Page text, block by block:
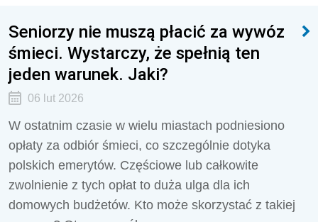
Seniorzy nie muszą płacić za wywóz
śmieci. Wystarczy, że spełnią ten
jeden warunek. Jaki?
06 lut 2026
W ostatnim czasie w wielu miastach podniesiono
opłaty za odbiór śmieci, co szczególnie dotyka
polskich emerytów. Częściowe lub całkowite
zwolnienie z tych opłat to duża ulga dla ich
domowych budżetów. Kto może skorzystać z takiej